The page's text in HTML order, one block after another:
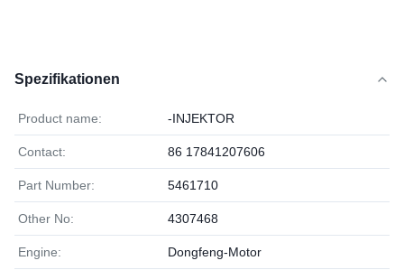
Spezifikationen
Product name: -INJEKTOR
Contact: 86 17841207606
Part Number: 5461710
Other No: 4307468
Engine: Dongfeng-Motor